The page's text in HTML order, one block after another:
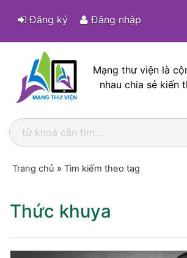
Đăng ký Đăng nhập
Mạng thư viện là
nhau chia sẻ kiến
Trang chủ » Tìm kiếm theo tag
Thức khuya